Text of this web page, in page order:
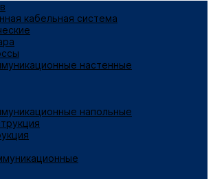
кабельная система
настенные
напольные